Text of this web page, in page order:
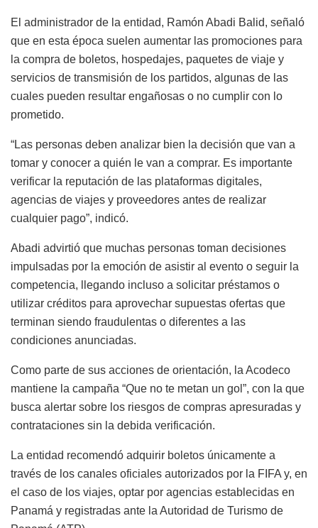
El administrador de la entidad, Ramón Abadi Balid, señaló
que en esta época suelen aumentar las promociones para
la compra de boletos, hospedajes, paquetes de viaje y
servicios de transmisión de los partidos, algunas de las
cuales pueden resultar engañosas o no cumplir con lo
prometido.
“Las personas deben analizar bien la decisión que van a
tomar y conocer a quién le van a comprar. Es importante
verificar la reputación de las plataformas digitales,
agencias de viajes y proveedores antes de realizar
cualquier pago”, indicó.
Abadi advirtió que muchas personas toman decisiones
impulsadas por la emoción de asistir al evento o seguir la
competencia, llegando incluso a solicitar préstamos o
utilizar créditos para aprovechar supuestas ofertas que
terminan siendo fraudulentas o diferentes a las
condiciones anunciadas.
Como parte de sus acciones de orientación, la Acodeco
mantiene la campaña “Que no te metan un gol”, con la que
busca alertar sobre los riesgos de compras apresuradas y
contrataciones sin la debida verificación.
La entidad recomendó adquirir boletos únicamente a
través de los canales oficiales autorizados por la FIFA y, en
el caso de los viajes, optar por agencias establecidas en
Panamá y registradas ante la Autoridad de Turismo de